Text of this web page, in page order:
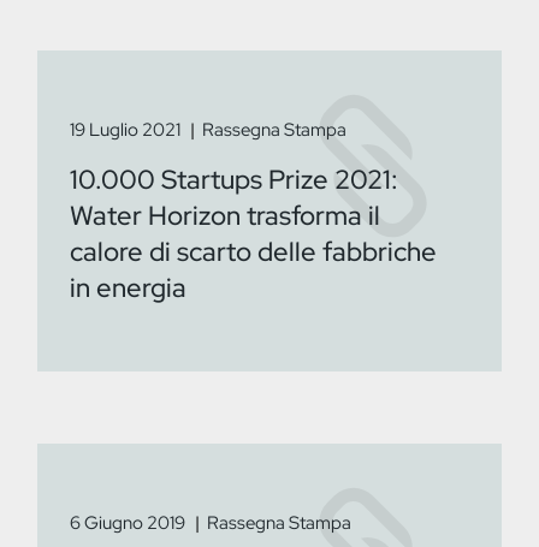
19 Luglio 2021 Rassegna Stampa
10.000 Startups Prize 2021:
Water Horizon trasforma il
calore di scarto delle fabbriche
in energia
6 Giugno 2019 Rassegna Stampa